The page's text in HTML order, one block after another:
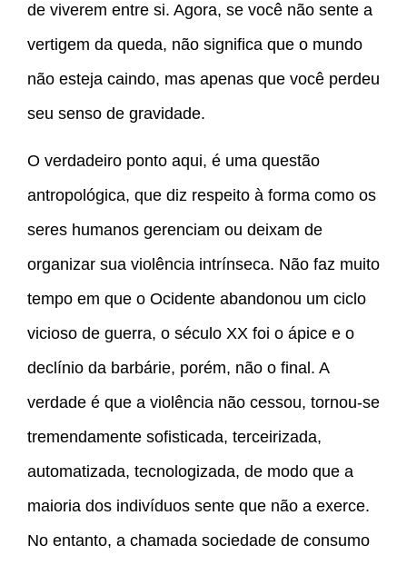
de viverem entre si. Agora, se você não sente a
vertigem da queda, não significa que o mundo
não esteja caindo, mas apenas que você perdeu
seu senso de gravidade.
O verdadeiro ponto aqui, é uma questão
antropológica, que diz respeito à forma como os
seres humanos gerenciam ou deixam de
organizar sua violência intrínseca. Não faz muito
tempo em que o Ocidente abandonou um ciclo
vicioso de guerra, o século XX foi o ápice e o
declínio da barbárie, porém, não o final. A
verdade é que a violência não cessou, tornou-se
tremendamente sofisticada, terceirizada,
automatizada, tecnologizada, de modo que a
maioria dos indivíduos sente que não a exerce.
No entanto, a chamada sociedade de consumo